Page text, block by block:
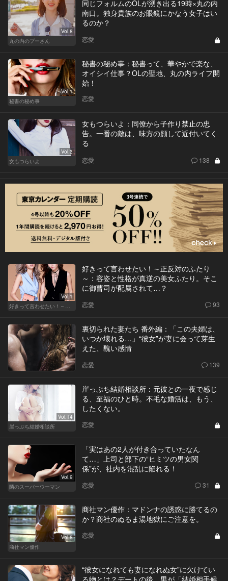
Vol.8
丸の内のプーさん
同じフォルムのOLが湧き出る19時×丸の内
南口。独身貴族のお眼鏡にかなう女子はい
るのか？
恋愛
Vol.1
秘書の秘め事
秘書の秘め事：秘書って、華やかで楽な、
オイシイ仕事？OLの聖地、丸の内ライフ開
始！
恋愛
Vol.3
女もつらいよ
女もつらいよ：同僚から子作り禁止の忠
告。一番の敵は、味方の顔して近付いてく
る
恋愛 138
Vol.1
好きって言わせたい！～正反対のふたり～
好きって言わせたい！～正反対のふたり
～：容姿と性格が真逆の美女ふたり。そこ
に御曹司が配属されて…？
恋愛 93
裏切られた妻たち 番外編：「この夫婦は、
いつか壊れる…」“彼女”が妻に会って芽生
えた、醜い感情
恋愛 139
Vol.14
崖っぷち結婚相談所
崖っぷち結婚相談所：元彼との一夜で感じ
る、至福のひと時。不毛な婚活は、もう、
したくない。
恋愛
Vol.9
隣のスーパーウーマン
「実はあの2人が付き合っていたなん
て…」上司と部下の“ヒミツの男女関
係”が、社内を混乱に陥れる！
恋愛 31
Vol.8
商社マン優作
商社マン優作：マドンナの誘惑に勝てるの
か？商社のぬるま湯地獄にご注意を。
恋愛
“彼女になれても妻になれぬ女”に欠けてい
る物とは？デートの後、男が「結婚相手候